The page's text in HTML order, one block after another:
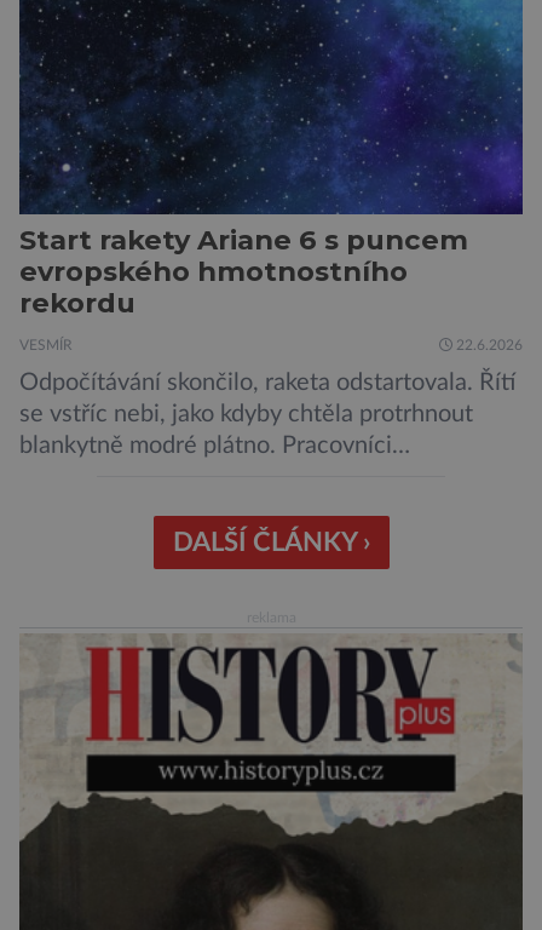
výchozů, což jsou vyhaslé podzemní lávové
proudy vystupující na povrch, sopky […]
Start rakety Ariane 6 s puncem
evropského hmotnostního
rekordu
VESMÍR 22.6.2026
Odpočítávání skončilo, raketa odstartovala. Řítí
se vstříc nebi, jako kdyby chtěla protrhnout
blankytně modré plátno. Pracovníci
všechno podle plánu, nebo se něco pokazí?
Ariane 6 – tak se nazývá systém nosných raket
sloužit pro účely nejrůznějších vesmírných misí,
DALŠÍ ČLÁNKY ›